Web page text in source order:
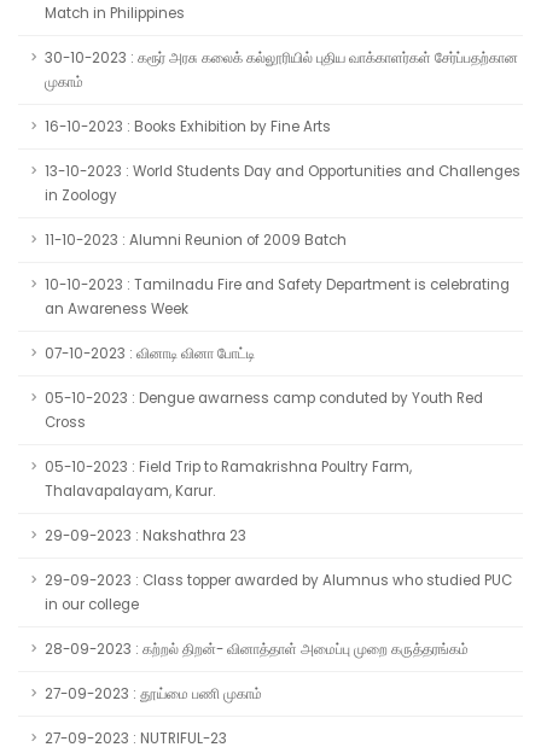
Match in Philippines
30-10-2023 : கரூர் அரசு கலைக் கல்லூரியில் புதிய வாக்காளர்கள் சேர்ப்பதற்கான
முகாம்
16-10-2023 : Books Exhibition by Fine Arts
13-10-2023 : World Students Day and Opportunities and Challenges
in Zoology
11-10-2023 : Alumni Reunion of 2009 Batch
10-10-2023 : Tamilnadu Fire and Safety Department is celebrating
an Awareness Week
07-10-2023 : வினாடி வினா போட்டி
05-10-2023 : Dengue awarness camp conduted by Youth Red
Cross
05-10-2023 : Field Trip to Ramakrishna Poultry Farm,
Thalavapalayam, Karur.
29-09-2023 : Nakshathra 23
29-09-2023 : Class topper awarded by Alumnus who studied PUC
in our college
28-09-2023 : கற்றல் திறன்- வினாத்தாள் அமைப்பு முறை கருத்தரங்கம்
27-09-2023 : தூய்மை பணி முகாம்
27-09-2023 : NUTRIFUL-23